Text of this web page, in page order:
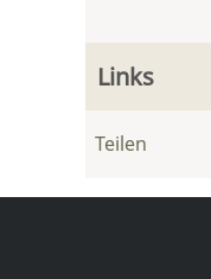
Links
Teilen